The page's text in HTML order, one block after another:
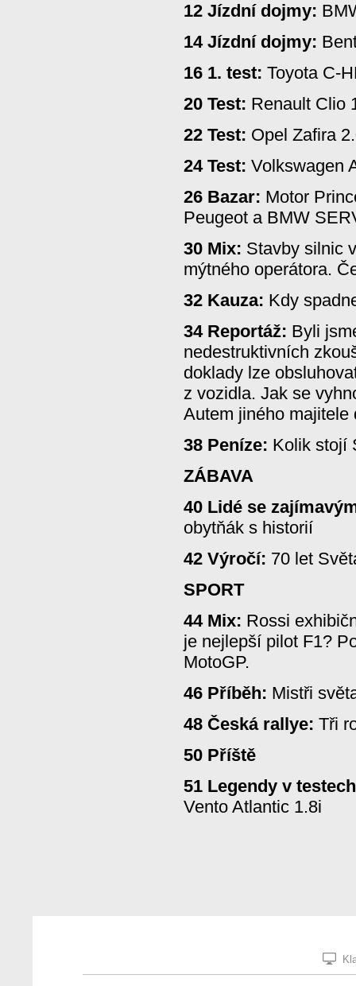
12 Jízdní dojmy:
14 Jízdní dojmy:
16 1. test: Toyota C-
20 Test: Renault Clio
22 Test: Opel Zafira
24 Test: Volkswagen
26 Bazar: Motor
Peugeot a BMW
30 Mix: Stavby silnic
mýtného operátora.
32 Kauza: Kdy
34 Reportáž: Byli
nedestruktivních
doklady lze
z vozidla. Jak se
Autem jiného majitele
38 Peníze: Kolik stojí
ZÁBAVA
40 Lidé se
obytňák s historií
42 Výročí: 70 let
SPORT
44 Mix: Rossi
je nejlepší pilot F1?
MotoGP.
46 Příběh: Mistři
48 Česká rallye: Tři
50 Příště
51 Legendy v
Vento Atlantic 1.8i